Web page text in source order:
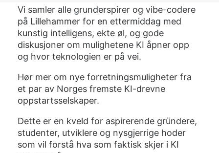
​Vi samler alle grunderspirer og vibe-codere
på Lillehammer for en ettermiddag med
kunstig intelligens, ekte øl, og gode
diskusjoner om mulighetene KI åpner opp
og hvor teknologien er på vei.
​Hør mer om nye forretningsmuligheter fra
et par av Norges fremste KI-drevne
oppstartsselskaper.
​Dette er en kveld for aspirerende gründere,
studenter, utviklere og nysgjerrige hoder
som vil forstå hva som faktisk skjer i KI